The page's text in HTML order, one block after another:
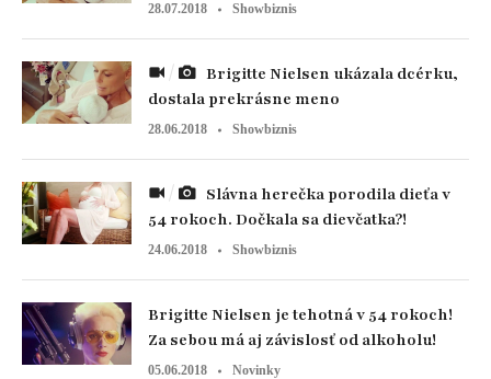
28.07.2018 Showbiznis
dostala prekrásne meno
28.06.2018 Showbiznis
54 rokoch. Dočkala sa dievčatka?!
24.06.2018 Showbiznis
Brigitte Nielsen je tehotná v 54 rokoch!
Za sebou má aj závislosť od alkoholu!
05.06.2018 Novinky